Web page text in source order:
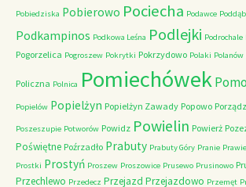
Pobiedziska Pobierowo Pociecha Podawce
Podkampinos Podkowa Leśna Podlejki Podrochale
Pogorzelica Pogroszew Pokrytki Pokrzydowo Polaki Polanów
Policzna Polnica Pomiechówek
Popielów Popielżyn Popielżyn Zawady Popowo
Poszeszupie Potworów Powidz Powielin Powierż
Poświętne Poźrzadło Prabuty Prabuty Góry Pranie
Prostki Prostyń Proszew Proszowice Prusewo Prusinowo
Przechlewo Przedecz Przejazd Przejazdowo Przemęt